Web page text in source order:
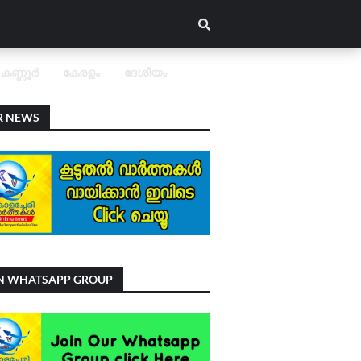
കണ്ണൂർ കേരളം ദേശീയം
NEWS
WHATSAPP GROUP